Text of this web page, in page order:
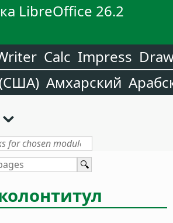
LibreOffice 26.2
Calc Impress
Амхарский